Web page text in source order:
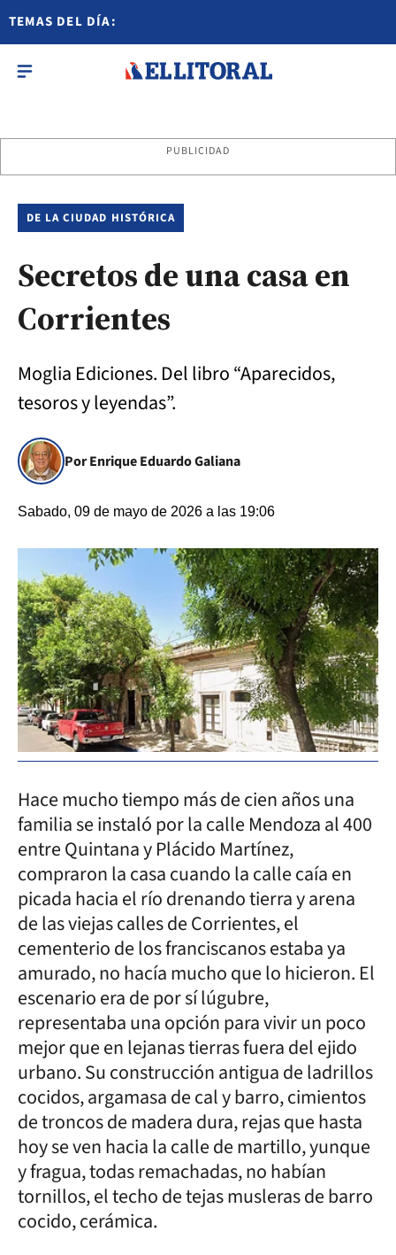
TEMAS DEL DÍA:
PUBLICIDAD
DE LA CIUDAD HISTÓRICA
Secretos de una casa en
Corrientes
Moglia Ediciones. Del libro “Aparecidos,
tesoros y leyendas”.
Por Enrique Eduardo Galiana
Sabado, 09 de mayo de 2026 a las 19:06
Hace mucho tiempo más de cien años una
familia se instaló por la calle Mendoza al 400
entre Quintana y Plácido Martínez,
compraron la casa cuando la calle caía en
picada hacia el río drenando tierra y arena
de las viejas calles de Corrientes, el
cementerio de los franciscanos estaba ya
amurado, no hacía mucho que lo hicieron. El
escenario era de por sí lúgubre,
representaba una opción para vivir un poco
mejor que en lejanas tierras fuera del ejido
urbano. Su construcción antigua de ladrillos
cocidos, argamasa de cal y barro, cimientos
de troncos de madera dura, rejas que hasta
hoy se ven hacia la calle de martillo, yunque
y fragua, todas remachadas, no habían
tornillos, el techo de tejas musleras de barro
cocido, cerámica.